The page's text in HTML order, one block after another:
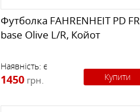
Футболка FAHRENHEIT PD FR
base Olive L/R, Койот
Наявність: є
1450 грн. Купити